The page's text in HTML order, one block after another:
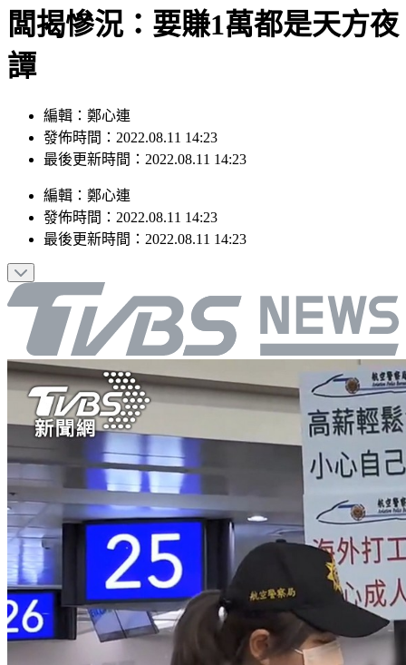
闆揭慘況：要賺1萬都是天方夜
譚
編輯：鄭心連
發佈時間：2022.08.11 14:23
最後更新時間：2022.08.11 14:23
編輯 ： 鄭心連
發佈時間： 2022.08.11 14:23
最後更新時間： 2022.08.11 14:23